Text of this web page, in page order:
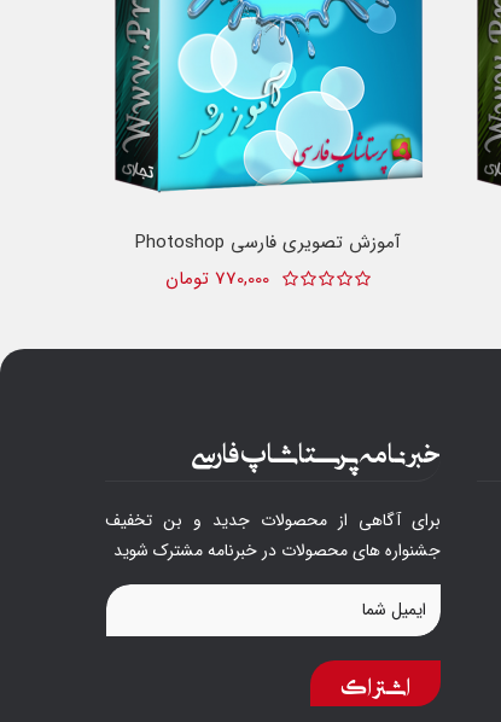
آموزش تصویری فارسی Photoshop
770,000 تومان
خبرنامه پرستاشاپ فارسی
برای آگاهی از محصولات جدید و بن تخفیف
جشنواره های محصولات در خبرنامه مشترک شوید
اشتراک